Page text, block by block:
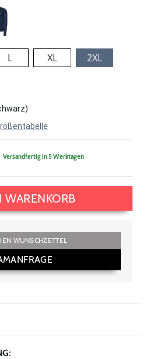
L XL
2XL
Versandfertig in 5 Werktagen
WARENKORB
WUNSCHZETTEL